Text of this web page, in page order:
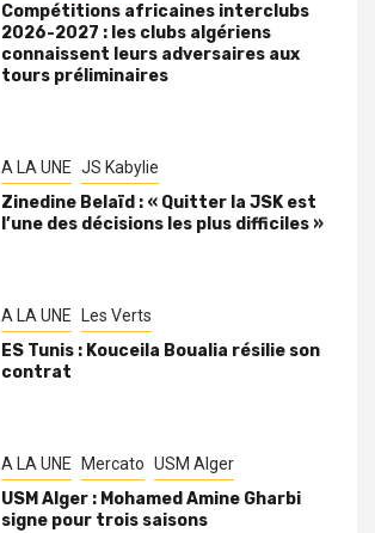
Compétitions africaines interclubs
2026-2027 : les clubs algériens
connaissent leurs adversaires aux
tours préliminaires
A LA UNE JS Kabylie
Zinedine Belaïd : « Quitter la JSK est
l’une des décisions les plus difficiles »
A LA UNE Les Verts
ES Tunis : Kouceila Boualia résilie son
contrat
A LA UNE Mercato USM Alger
USM Alger : Mohamed Amine Gharbi
signe pour trois saisons